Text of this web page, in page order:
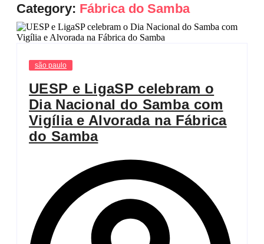
Category: Fábrica do Samba
são paulo
UESP e LigaSP celebram o
Dia Nacional do Samba com
Vigília e Alvorada na Fábrica
do Samba